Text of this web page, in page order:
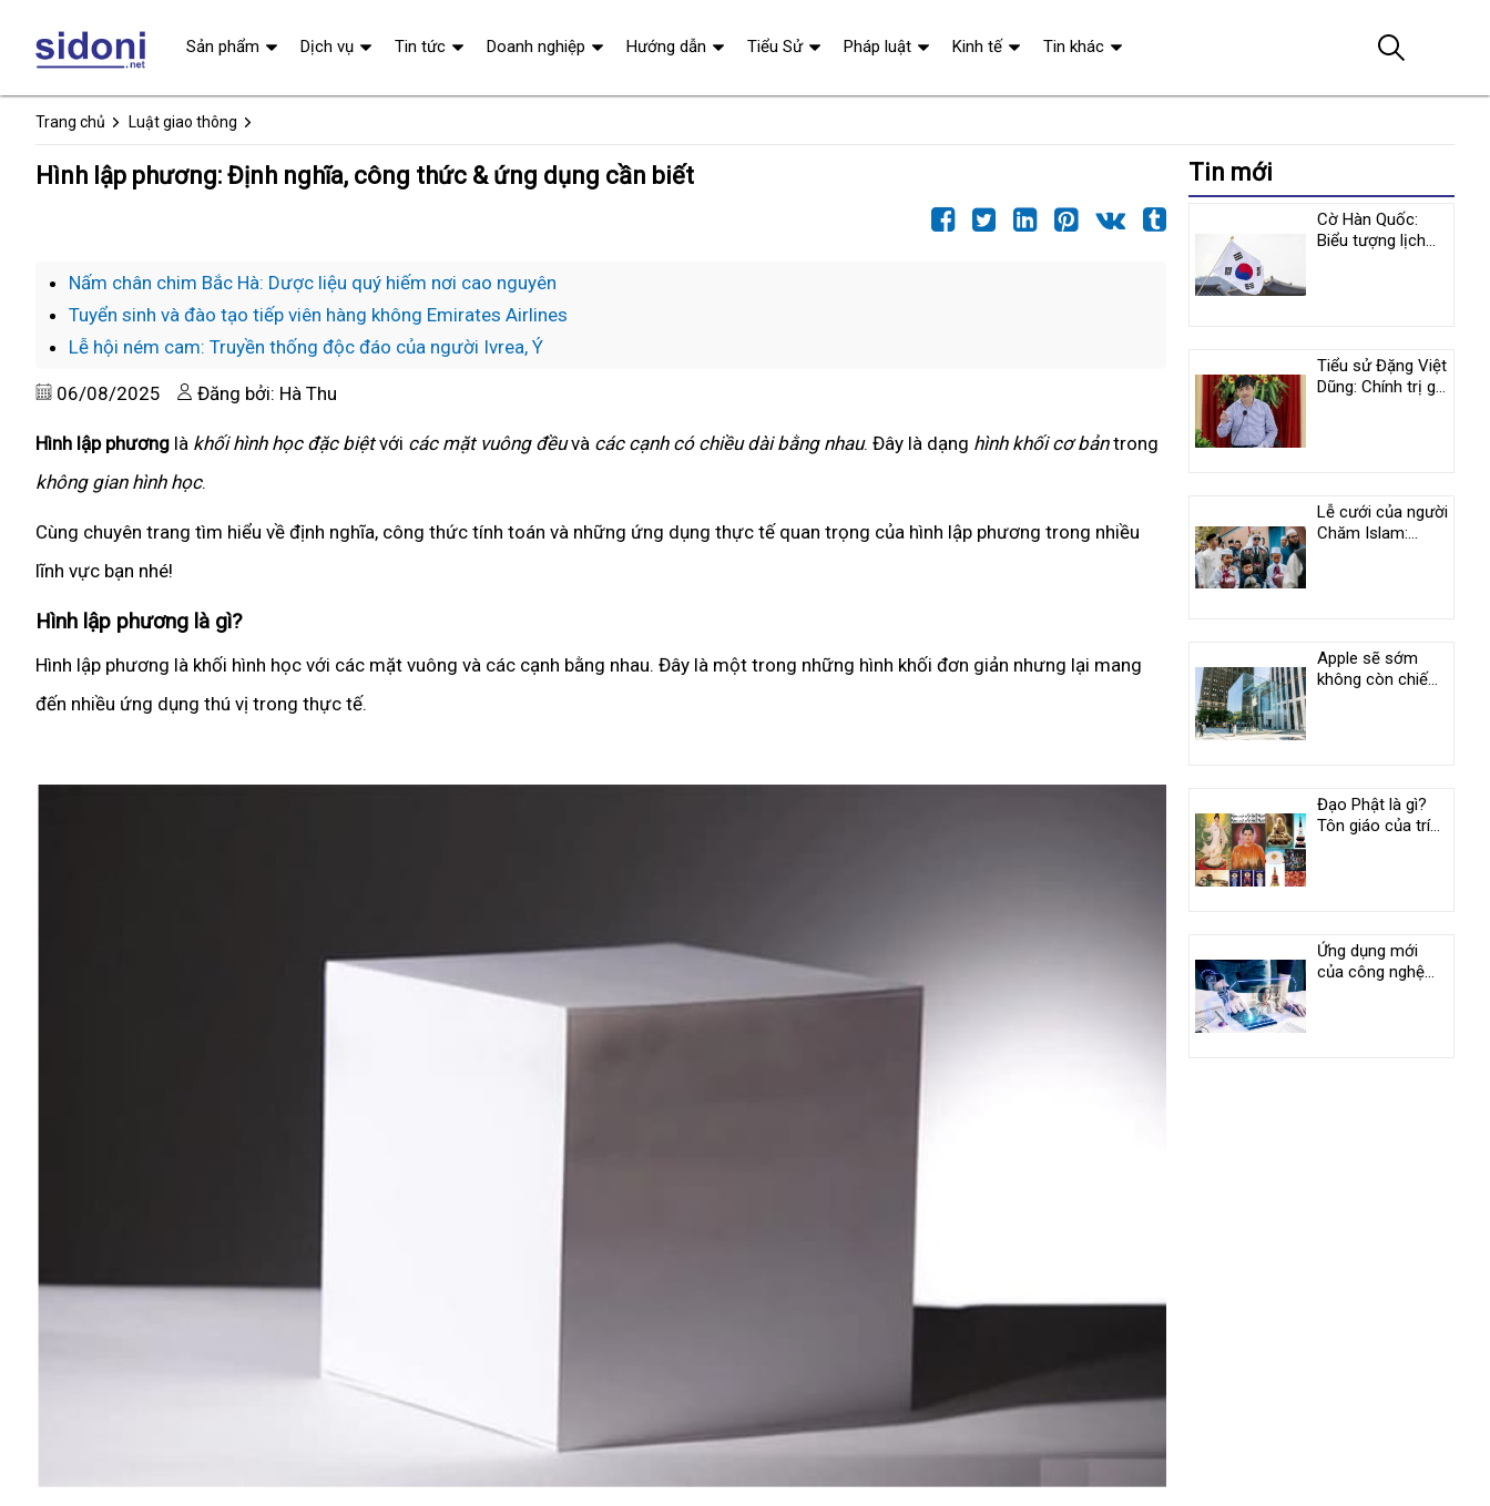
Trang chủ Luật giao thông
Hình lập phương: Định nghĩa, công thức & ứng dụng cần biết
Nấm chân chim Bắc Hà: Dược liệu quý hiếm nơi cao nguyên
Tuyển sinh và đào tạo tiếp viên hàng không Emirates Airlines
Lễ hội ném cam: Truyền thống độc đáo của người Ivrea, Ý
06/08/2025 Đăng bởi: Hà Thu
Hình lập phương là khối hình học đặc biệtvới các mặt vuông đềuvà các cạnh có chiều dài bằng nhau. Đây là dạng hình khối cơ bảntrong
không gian hình học.
Cùng chuyên trang tìm hiểu về định nghĩa, công thức tính toán và những ứng dụng thực tế quan trọng của hình lập phương trong nhiều
lĩnh vực bạn nhé!
Hình lập phương là gì?
Hình lập phương là khối hình học với các mặt vuông và các cạnh bằng nhau. Đây là một trong những hình khối đơn giản nhưng lại mang
đến nhiều ứng dụng thú vị trong thực tế.
Tin mới
Cờ Hàn Quốc:
Biểu tượng lịch
Tiểu sử Đặng Việt
Dũng: Chính trị gia
Lễ cưới của người
Chăm Islam:
Apple sẽ sớm
không còn chiếm
Đạo Phật là gì?
Tôn giáo của trí
Ứng dụng mới
của công nghệ
Sản phẩm Dịch vụ Tin tức Doanh nghiệp Hướng dẫn Tiểu Sử Pháp luật Kinh tế Tin khác